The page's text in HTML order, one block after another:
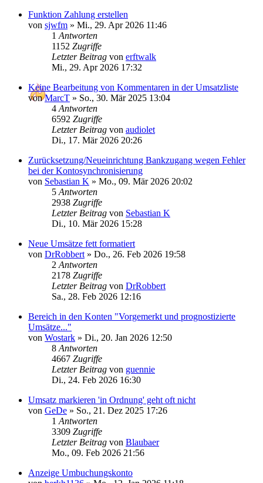
Funktion Zahlung erstellen
von sjwfm » Mi., 29. Apr 2026 11:46
1 Antworten
1152 Zugriffe
Letzter Beitrag von erftwalk
Mi., 29. Apr 2026 17:32
Keine Bearbeitung von Kommentaren in der Umsatzliste
vonMarcT » So., 30. Mär 2025 13:04
4 Antworten
6592 Zugriffe
Letzter Beitrag von audiolet
Di., 17. Mär 2026 20:26
Zurücksetzung/Neueinrichtung Bankzugang wegen Fehler
bei der Kontosynchronisierung
von Sebastian K » Mo., 09. Mär 2026 20:02
5 Antworten
2938 Zugriffe
Letzter Beitrag von Sebastian K
Di., 10. Mär 2026 15:28
Neue Umsätze fett formatiert
von DrRobbert » Do., 26. Feb 2026 19:58
2 Antworten
2178 Zugriffe
Letzter Beitrag von DrRobbert
Sa., 28. Feb 2026 12:16
Bereich in den Konten "Vorgemerkt und prognostizierte
Umsätze..."
von Wostark » Di., 20. Jan 2026 12:50
8 Antworten
4667 Zugriffe
Letzter Beitrag von guennie
Di., 24. Feb 2026 16:30
Umsatz markieren 'in Ordnung' geht oft nicht
von GeDe » So., 21. Dez 2025 17:26
1 Antworten
3309 Zugriffe
Letzter Beitrag von Blaubaer
Mo., 09. Feb 2026 21:56
Anzeige Umbuchungskonto